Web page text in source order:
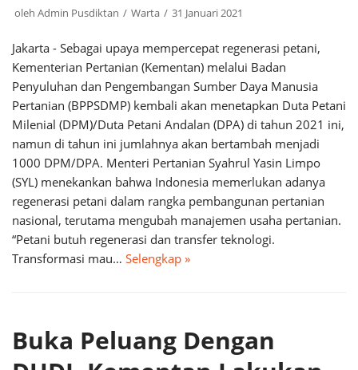
oleh Admin Pusdiktan Warta 31 Januari 2021
Jakarta - Sebagai upaya mempercepat regenerasi petani,
Kementerian Pertanian (Kementan) melalui Badan
Penyuluhan dan Pengembangan Sumber Daya Manusia
Pertanian (BPPSDMP) kembali akan menetapkan Duta Petani
Milenial (DPM)/Duta Petani Andalan (DPA) di tahun 2021 ini,
namun di tahun ini jumlahnya akan bertambah menjadi
1000 DPM/DPA. Menteri Pertanian Syahrul Yasin Limpo
(SYL) menekankan bahwa Indonesia memerlukan adanya
regenerasi petani dalam rangka pembangunan pertanian
nasional, terutama mengubah manajemen usaha pertanian.
“Petani butuh regenerasi dan transfer teknologi.
Transformasi mau… Selengkap »
Buka Peluang Dengan